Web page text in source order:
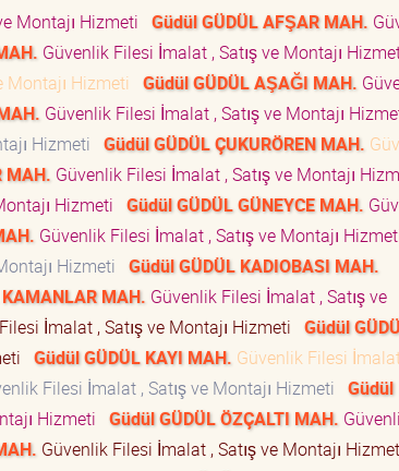
Montajı Hizmeti Güdül GÜDÜL AFŞAR MAH.
Güvenlik Filesi İmalat , Satış ve Montajı
Montajı Hizmeti Güdül GÜDÜL AŞAĞI MAH.
Güvenlik Filesi İmalat , Satış ve Montajı
Hizmeti Güdül GÜDÜL ÇUKURÖREN MAH.
MAH. Güvenlik Filesi İmalat , Satış ve Montajı
Hizmeti Güdül GÜDÜL GÜNEYCE MAH.
Güvenlik Filesi İmalat , Satış ve Montajı
Hizmeti Güdül GÜDÜL KADIOBASI MAH.
MAH. Güvenlik Filesi İmalat , Satış ve
İmalat , Satış ve Montajı Hizmeti Güdül
Güdül GÜDÜL KAYI MAH. Güvenlik Filesi
Filesi İmalat , Satış ve Montajı Hizmeti Güdül
Hizmeti Güdül GÜDÜL ÖZÇALTI MAH.
Güvenlik Filesi İmalat , Satış ve Montajı